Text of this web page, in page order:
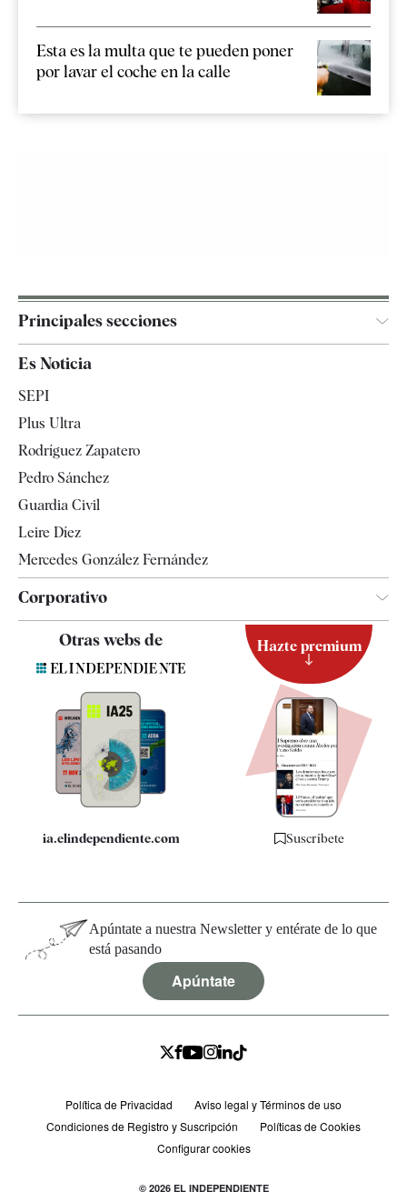
Esta es la multa que te pueden poner
por lavar el coche en la calle
Principales secciones
España
Televisión
Es Noticia
SEPI
Plus Ultra
Rodríguez Zapatero
Pedro Sánchez
Guardia Civil
Leire Díez
Mercedes González Fernández
Corporativo
Contacto
Quiénes somos
Especificaciones
Otras webs de
ia.elindependiente.com
Hazte premium
Suscríbete
Apúntate a nuestra Newsletter y entérate de lo que
está pasando
Apúntate
Política de Privacidad
Aviso legal y Términos de uso
Condiciones de Registro y Suscripción
Políticas de Cookies
Configurar cookies
© 2026 EL INDEPENDIENTE